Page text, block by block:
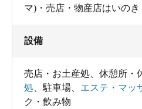
マ)・売店・物産店はいのき
設備
売店・お土産処 休憩所・
処
駐車場 エステ・マッ
ク・飲み物